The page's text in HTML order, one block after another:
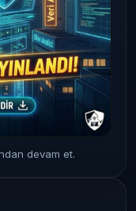
devam et.